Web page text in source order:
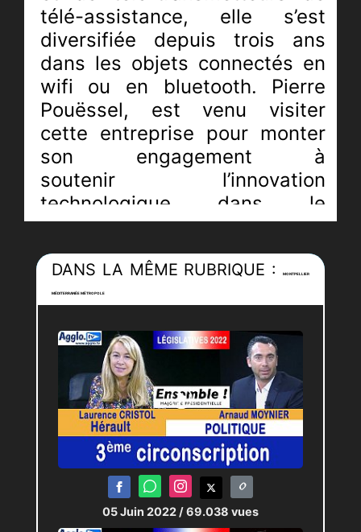
télé-assistance, elle s’est
diversifiée depuis trois ans
dans les objets connectés en
wifi ou en bluetooth. Pierre
Pouëssel, est venu visiter
cette entreprise pour monter
son engagement à
soutenirl’innovation
technologique dans le
domaine de la santé et de
l’agronomie, les deux piliers
historique de Montpellier
comme le rappel le Prefet
Journaliste :Pierric-Joël Loubat
Monteur :Sylvain Salvado
DANS LA MÊME RUBRIQUE : MONTPELLIER
MÉDITERRANÉE MÉTROPOLE
05 Juin 2022 / 69.038 vues